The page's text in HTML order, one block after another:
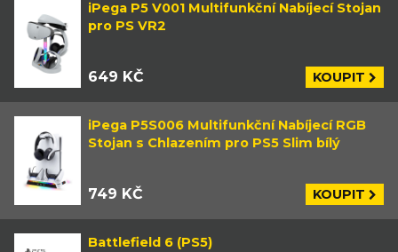
iPega P5 V001 Multifunkční Nabíjecí Stojan
pro PS VR2
649 KČ KOUPIT
iPega P5S006 Multifunkční Nabíjecí RGB
Stojan s Chlazením pro PS5 Slim bílý
749 KČ KOUPIT
Battlefield 6 (PS5)